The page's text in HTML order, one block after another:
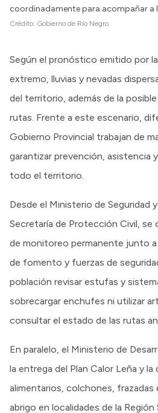
coordinadamente para acompañar a
Crédito: Gobierno de Río Negro
Según el pronóstico emitido por
extremo, lluvias y nevadas
del territorio, además de la
rutas. Frente a este escenario,
Gobierno Provincial trabajan de
garantizar prevención, asistencia
todo el territorio.
Desde el Ministerio de Seguridad
Secretaría de Protección Civil, se
de monitoreo permanente junto
de fomento y fuerzas de
población revisar estufas y
sobrecargar enchufes ni utilizar
consultar el estado de las rutas
En paralelo, el Ministerio de
la entrega del Plan Calor Leña y
alimentarios, colchones, frazadas
abrigo en localidades de la Región